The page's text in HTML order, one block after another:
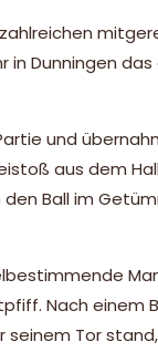
in Dunningen
und
aus dem
Ball im
Nach einem
Tor